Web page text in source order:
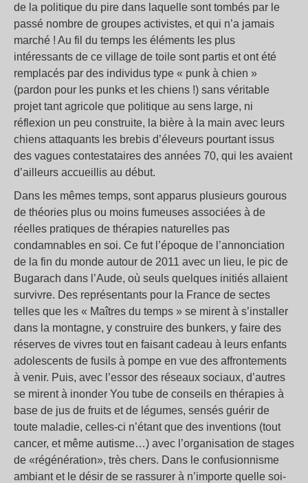
de la politique du pire dans laquelle sont tombés par le
passé nombre de groupes activistes, et qui n’a jamais
marché ! Au fil du temps les éléments les plus
intéressants de ce village de toile sont partis et ont été
remplacés par des individus type « punk à chien »
(pardon pour les punks et les chiens !) sans véritable
projet tant agricole que politique au sens large, ni
réflexion un peu construite, la bière à la main avec leurs
chiens attaquants les brebis d’éleveurs pourtant issus
des vagues contestataires des années 70, qui les avaient
d’ailleurs accueillis au début.
Dans les mêmes temps, sont apparus plusieurs gourous
de théories plus ou moins fumeuses associées à de
réelles pratiques de thérapies naturelles pas
condamnables en soi. Ce fut l’époque de l’annonciation
de la fin du monde autour de 2011 avec un lieu, le pic de
Bugarach dans l’Aude, où seuls quelques initiés allaient
survivre. Des représentants pour la France de sectes
telles que les « Maîtres du temps » se mirent à s’installer
dans la montagne, y construire des bunkers, y faire des
réserves de vivres tout en faisant cadeau à leurs enfants
adolescents de fusils à pompe en vue des affrontements
à venir. Puis, avec l’essor des réseaux sociaux, d’autres
se mirent à inonder You tube de conseils en thérapies à
base de jus de fruits et de légumes, sensés guérir de
toute maladie, celles-ci n’étant que des inventions (tout
cancer, et même autisme…) avec l’organisation de stages
de «régénération», très chers. Dans le confusionnisme
ambiant et le désir de se rassurer à n’importe quelle soi-